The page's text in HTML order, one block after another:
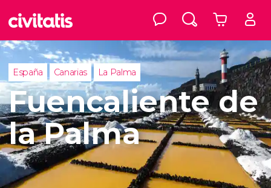
España Canarias La Palma
Fuencaliente de
la Palma